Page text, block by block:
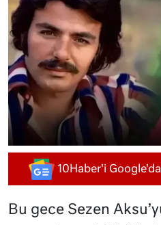
10Haber'i
Bu gece Sezen